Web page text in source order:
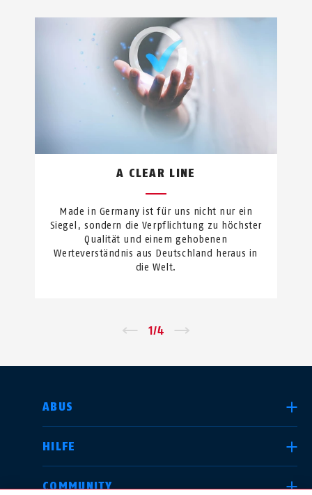
A CLEAR LINE
Made in Germany ist für uns nicht nur ein
Siegel, sondern die Verpflichtung zu höchster
Qualität und einem gehobenen
Werteverständnis aus Deutschland heraus in
die Welt.
1/4
ABUS
HILFE
COMMUNITY
LAND AUSWÄHLEN
Deutschland